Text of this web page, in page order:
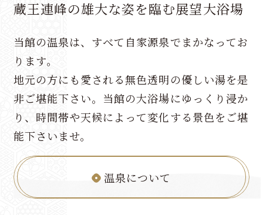
蔵王連峰の雄大な姿を臨む展望大浴場
当館の温泉は、すべて自家源泉でまかなってお
ります。
地元の方にも愛される無色透明の優しい湯を是
非ご堪能下さい。当館の大浴場にゆっくり浸か
り、時間帯や天候によって変化する景色をご堪
能下さいませ。
温泉について